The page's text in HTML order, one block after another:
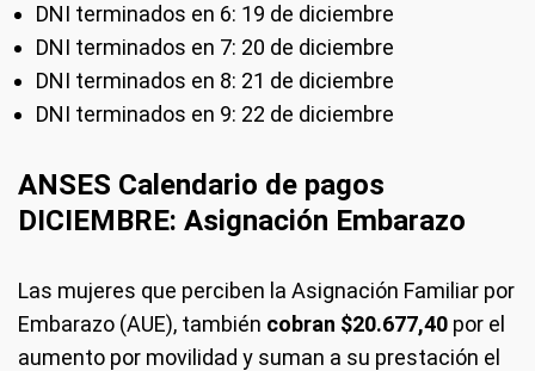
DNI terminados en 6: 19 de diciembre
DNI terminados en 7: 20 de diciembre
DNI terminados en 8: 21 de diciembre
DNI terminados en 9: 22 de diciembre
ANSES Calendario de pagos
DICIEMBRE: Asignación Embarazo
Las mujeres que perciben la Asignación Familiar por
Embarazo (AUE), también cobran $20.677,40 por el
aumento por movilidad y suman a su prestación el